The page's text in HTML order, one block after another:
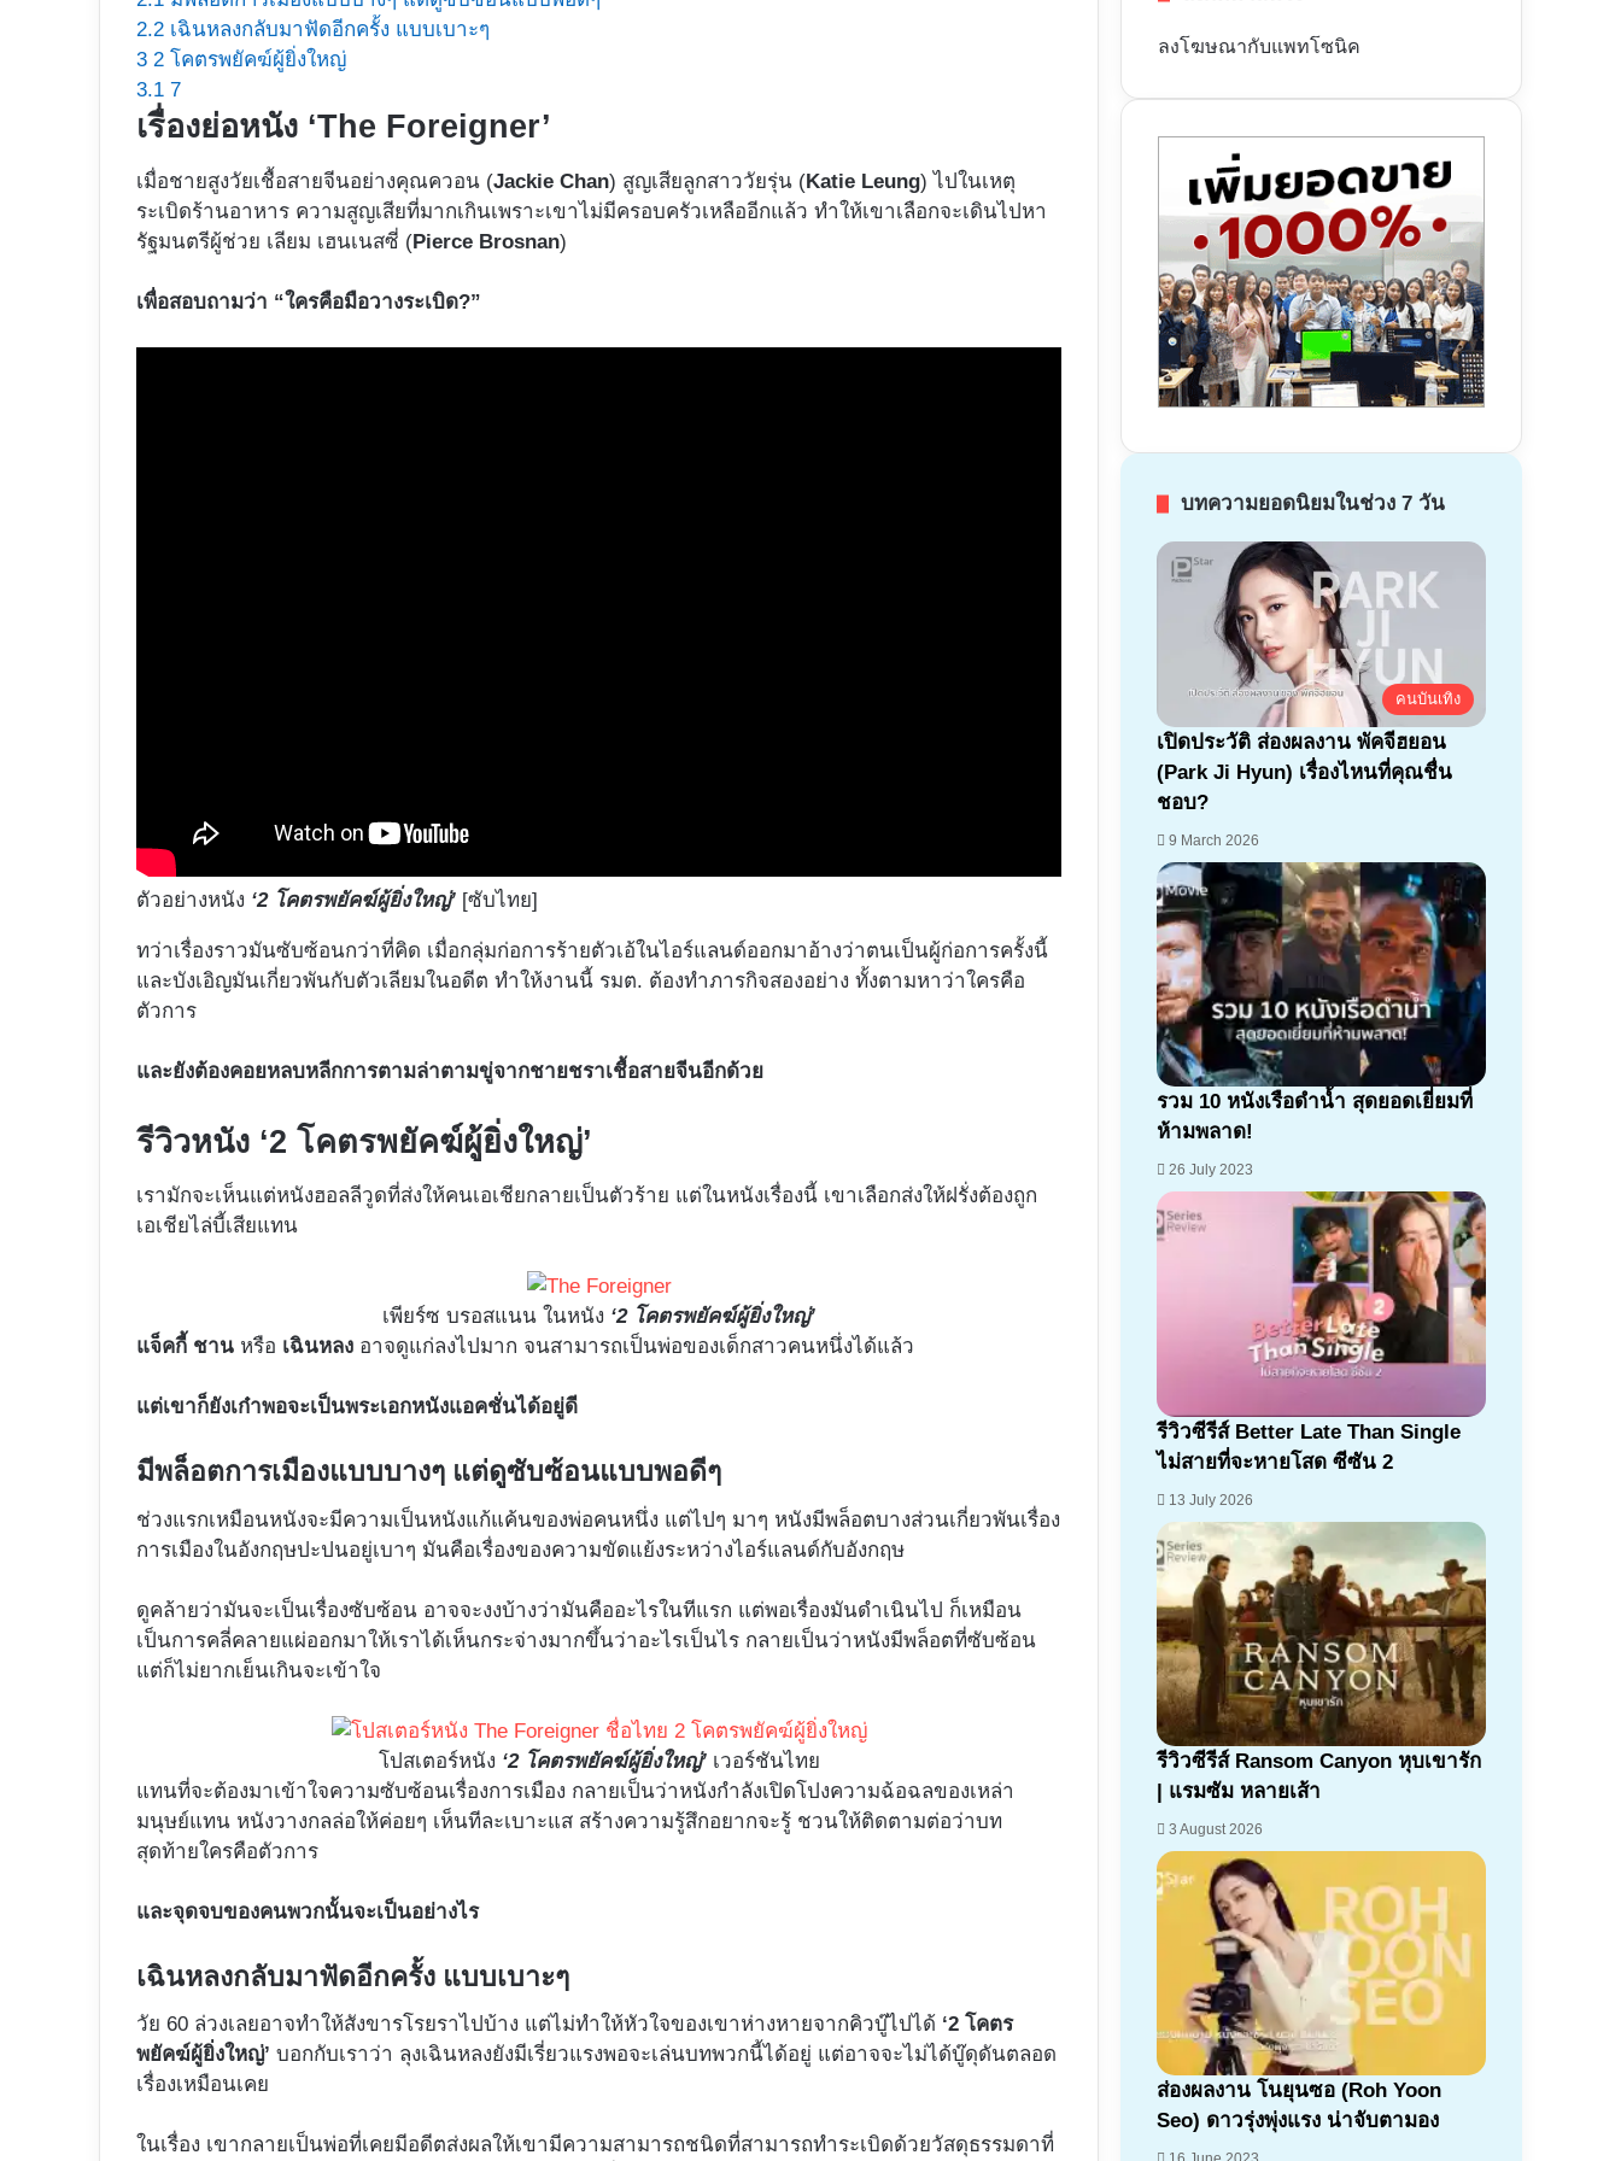
2.2 เฉินหลงกลับมาฟัดอีกครั้ง แบบเบาะๆ
3 2 โคตรพยัคฆ์ผู้ยิ่งใหญ่
3.1 7
เรื่องย่อหนัง ‘The Foreigner’
เมื่อชายสูงวัยเชื้อสายจีนอย่างคุณควอน (Jackie Chan) สูญเสียลูกสาววัยรุ่น (Katie Leung) ไปในเหตุ
ระเบิดร้านอาหาร ความสูญเสียที่มากเกินเพราะเขาไม่มีครอบครัวเหลืออีกแล้ว ทำให้เขาเลือกจะเดินไปหา
รัฐมนตรีผู้ช่วย เลียม เฮนเนสซี่ (Pierce Brosnan)
เพื่อสอบถามว่า “ใครคือมือวางระเบิด?”
ตัวอย่างหนัง ‘2 โคตรพยัคฆ์ผู้ยิ่งใหญ่’ [ซับไทย]
ทว่าเรื่องราวมันซับซ้อนกว่าที่คิด เมื่อกลุ่มก่อการร้ายตัวเอ้ในไอร์แลนด์ออกมาอ้างว่าตนเป็นผู้ก่อการครั้งนี้
และบังเอิญมันเกี่ยวพันกับตัวเลียมในอดีต ทำให้งานนี้ รมต. ต้องทำภารกิจสองอย่าง ทั้งตามหาว่าใครคือ
ตัวการ
และยังต้องคอยหลบหลีกการตามล่าตามขู่จากชายชราเชื้อสายจีนอีกด้วย
รีวิวหนัง ‘2 โคตรพยัคฆ์ผู้ยิ่งใหญ่’
เรามักจะเห็นแต่หนังฮอลลีวูดที่ส่งให้คนเอเชียกลายเป็นตัวร้าย แต่ในหนังเรื่องนี้ เขาเลือกส่งให้ฝรั่งต้องถูก
เอเชียไล่บี้เสียแทน
เพียร์ซ​ บรอสแนน ในหนัง ‘2 โคตรพยัคฆ์ผู้ยิ่งใหญ่’
แจ็คกี้ ชาน หรือ เฉินหลง อาจดูแก่ลงไปมาก จนสามารถเป็นพ่อของเด็กสาวคนหนึ่งได้แล้ว
แต่เขาก็ยังเก๋าพอจะเป็นพระเอกหนังแอคชั่นได้อยู่ดี
มีพล็อตการเมืองแบบบางๆ แต่ดูซับซ้อนแบบพอดีๆ
ช่วงแรกเหมือนหนังจะมีความเป็นหนังแก้แค้นของพ่อคนหนึ่ง แต่ไปๆ มาๆ หนังมีพล็อตบางส่วนเกี่ยวพันเรื่อง
การเมืองในอังกฤษปะปนอยู่เบาๆ มันคือเรื่องของความขัดแย้งระหว่างไอร์แลนด์กับอังกฤษ
ดูคล้ายว่ามันจะเป็นเรื่องซับซ้อน อาจจะงงบ้างว่ามันคืออะไรในทีแรก แต่พอเรื่องมันดำเนินไป ก็เหมือน
เป็นการคลี่คลายแผ่ออกมาให้เราได้เห็นกระจ่างมากขึ้นว่าอะไรเป็นไร กลายเป็นว่าหนังมีพล็อตที่ซับซ้อน
แต่ก็ไม่ยากเย็นเกินจะเข้าใจ
โปสเตอร์หนัง ‘2 โคตรพยัคฆ์ผู้ยิ่งใหญ่’เวอร์ชันไทย
แทนที่จะต้องมาเข้าใจความซับซ้อนเรื่องการเมือง กลายเป็นว่าหนังกำลังเปิดโปงความฉ้อฉลของเหล่า
มนุษย์แทน หนังวางกลล่อให้ค่อยๆ เห็นทีละเบาะแส สร้างความรู้สึกอยากจะรู้ ชวนให้ติดตามต่อว่าบท
สุดท้ายใครคือตัวการ
และจุดจบของคนพวกนั้นจะเป็นอย่างไร
เฉินหลงกลับมาฟัดอีกครั้ง แบบเบาะๆ
วัย 60 ล่วงเลยอาจทำให้สังขารโรยราไปบ้าง แต่ไม่ทำให้หัวใจของเขาห่างหายจากคิวบู๊ไปได้ ‘2 โคตร
พยัคฆ์ผู้ยิ่งใหญ่’ บอกกับเราว่า ลุงเฉินหลงยังมีเรี่ยวแรงพอจะเล่นบทพวกนี้ได้อยู่ แต่อาจจะไม่ได้บู๊ดุดันตลอด
เรื่องเหมือนเคย
ในเรื่อง เขากลายเป็นพ่อที่เคยมีอดีตส่งผลให้เขามีความสามารถชนิดที่สามารถทำระเบิดด้วยวัสดุธรรมดาที่
ลงโฆษณากับแพทโซนิค
บทความยอดนิยมในช่วง 7 วัน
คนบันเทิง
เปิดประวัติ ส่องผลงาน พัคจีฮยอน
(Park Ji Hyun) เรื่องไหนที่คุณชื่น
ชอบ?
9 March 2026
รวม 10 หนังเรือดำน้ำ สุดยอดเยี่ยมที่
ห้ามพลาด!
26 July 2023
รีวิวซีรีส์ Better Late Than Single
ไม่สายที่จะหายโสด ซีซัน 2
13 July 2026
7.1
รีวิวซีรีส์ Ransom Canyon หุบเขารัก
| แรมซัม หลายเส้า
3 August 2026
ส่องผลงาน โนยุนซอ (Roh Yoon
Seo) ดาวรุ่งพุ่งแรง น่าจับตามอง